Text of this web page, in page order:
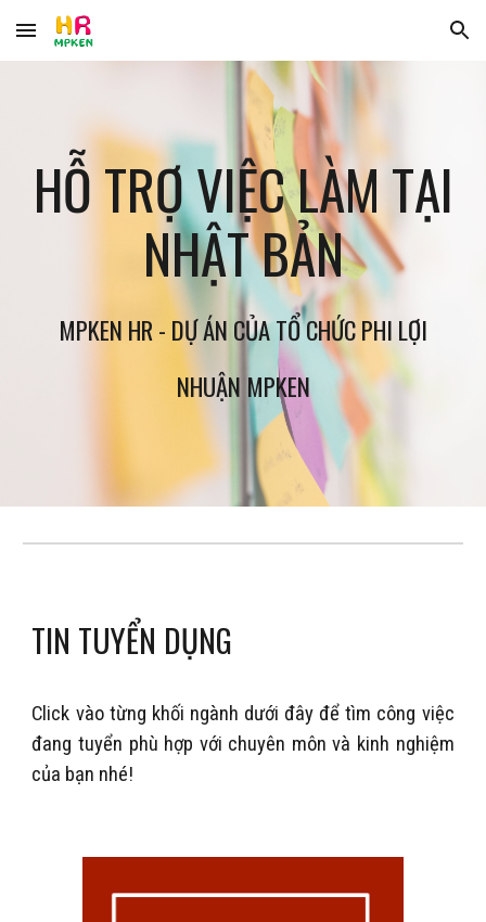
Skip to main content Skip to navigation
HỖ TRỢ VIỆC LÀM TẠI
NHẬT BẢN
MPKEN HR - DỰ ÁN CỦATỔ CHỨC PHI LỢI
NHUẬN MPKEN
TIN TUYỂN DỤNG
Click vào từng khối ngành dưới đây để tìm công việc
đang tuyển phù hợp với chuyên môn và kinh nghiệm
của bạn nhé!